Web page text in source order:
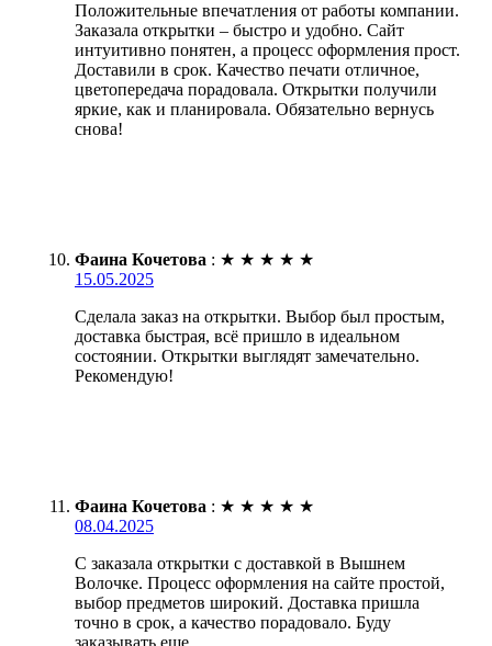
Положительные впечатления от работы компании.
Заказала открытки – быстро и удобно. Сайт
интуитивно понятен, а процесс оформления прост.
Доставили в срок. Качество печати отличное,
цветопередача порадовала. Открытки получили
яркие, как и планировала. Обязательно вернусь
снова!
Фаина Кочетова : ★ ★ ★ ★ ★
15.05.2025
Сделала заказ на открытки. Выбор был простым,
доставка быстрая, всё пришло в идеальном
состоянии. Открытки выглядят замечательно.
Рекомендую!
Фаина Кочетова : ★ ★ ★ ★ ★
08.04.2025
С заказала открытки с доставкой в Вышнем
Волочке. Процесс оформления на сайте простой,
выбор предметов широкий. Доставка пришла
точно в срок, а качество порадовало. Буду